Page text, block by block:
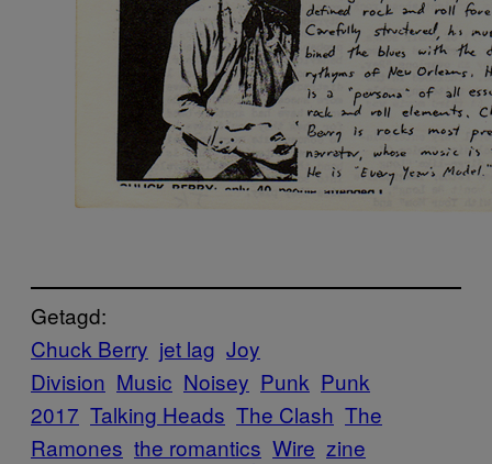
Getagd:
Chuck Berry jet lag Joy
Division Music Noisey Punk Punk
2017 Talking Heads The Clash The
Ramones the romantics Wire zine